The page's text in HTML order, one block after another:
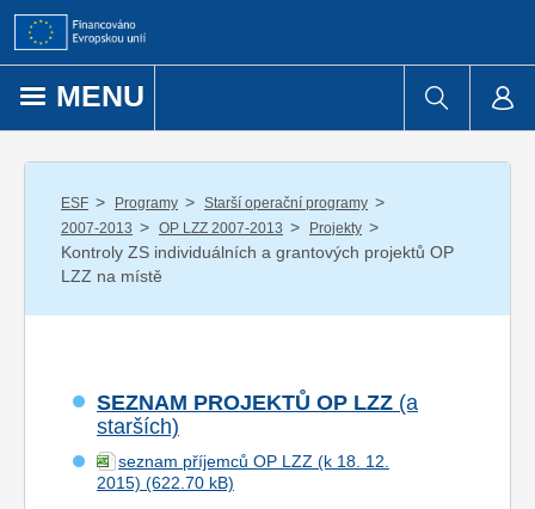
Přejít k obsahu
MENU
ESF / Programy / Starší operační programy /
2007-2013 / OP LZZ 2007-2013 / Projekty /
Kontroly ZS individuálních a grantových projektů OP
LZZ na místě
SEZNAM PROJEKTŮ OP LZZ (a
starších)
seznam příjemců OP LZZ (k 18. 12.
2015)